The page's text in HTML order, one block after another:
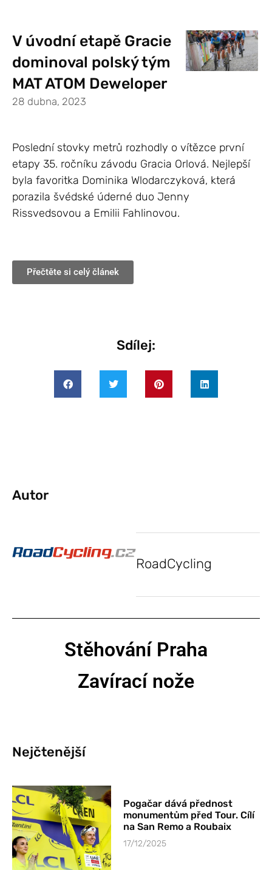
V úvodní etapě Gracie
dominoval polský tým
MAT ATOM Deweloper
28 dubna, 2023
Poslední stovky metrů rozhodly o vítězce první
etapy 35. ročníku závodu Gracia Orlová. Nejlepší
byla favoritka Dominika Wlodarczyková, která
porazila švédské úderné duo Jenny
Rissvedsovou a Emilii Fahlinovou.
Přečtěte si celý článek
Sdílej:
Autor
RoadCycling
Stěhování Praha
Zavírací nože
Nejčtenější
Pogačar dává přednost
monumentům před Tour. Cílí
na San Remo a Roubaix
17/12/2025